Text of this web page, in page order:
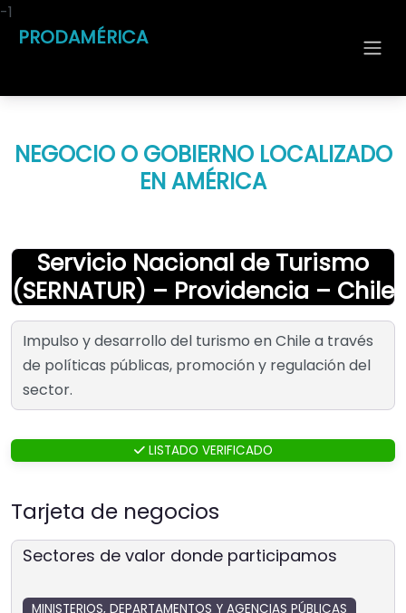
PRODAMÉRICA
NEGOCIO O GOBIERNO LOCALIZADO
EN AMÉRICA
Servicio Nacional de Turismo
(SERNATUR) – Providencia – Chile
Impulso y desarrollo del turismo en Chile a través
de políticas públicas, promoción y regulación del
sector.
LISTADO VERIFICADO
Tarjeta de negocios
Sectores de valor donde participamos
MINISTERIOS, DEPARTAMENTOS Y AGENCIAS PÚBLICAS
-1